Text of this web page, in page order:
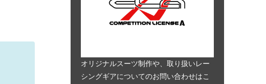
オリジナルスーツ制作や、取り扱いレー
シングギアについてのお問い合わせはこ